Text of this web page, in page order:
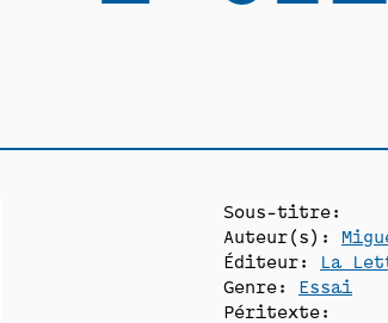
Sous-titre:
Auteur(s):
Éditeur:
La
Genre: Essai
Péritexte: